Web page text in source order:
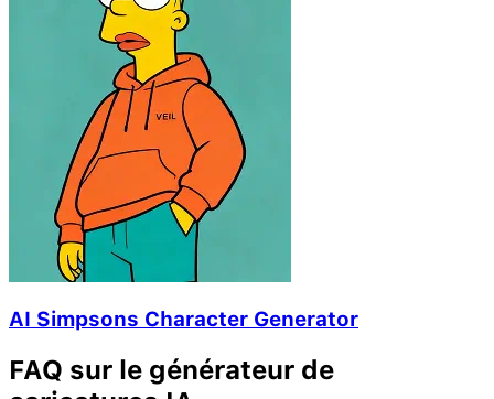
AI Simpsons Character Generator
FAQ sur le générateur de